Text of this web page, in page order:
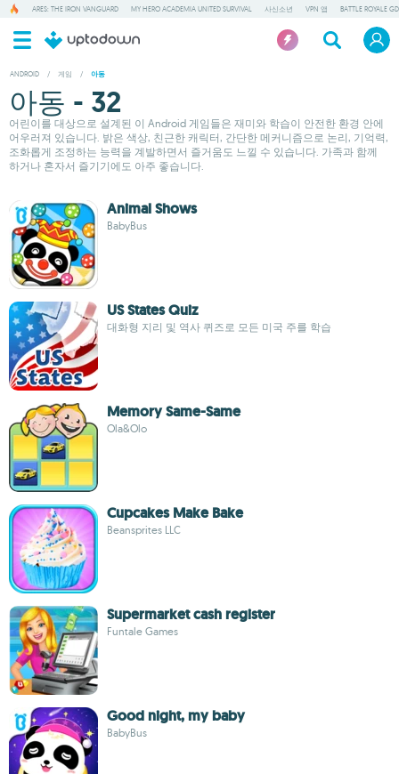
ARES: THE IRON VANGUARD MY HERO ACADEMIA UNITED SURVIVAL 사신소년 VPN 앱 BATTLE ROYALE GD
ANDROID / 게임 / 아동
아동 - 32
어린이를 대상으로 설계된 이 Android 게임들은 재미와 학습이 안전한 환경 안에
어우러져 있습니다. 밝은 색상, 친근한 캐릭터, 간단한 메커니즘으로 논리, 기억력,
조화롭게 조정하는 능력을 계발하면서 즐거움도 느낄 수 있습니다. 가족과 함께
하거나 혼자서 즐기기에도 아주 좋습니다.
Animal Shows
BabyBus
US States Quiz
대화형 지리 및 역사 퀴즈로 모든 미국 주를 학습
Memory Same-Same
Ola&Olo
Cupcakes Make Bake
Beansprites LLC
Supermarket cash register
Funtale Games
Good night, my baby
BabyBus